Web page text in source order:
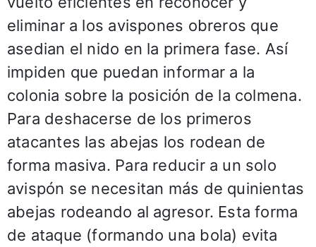
eliminar a los avispones obreros que
asedian el nido en la primera fase. Así
impiden que puedan informar a la
colonia sobre la posición de la colmena.
Para deshacerse de los primeros
atacantes las abejas los rodean de
forma masiva. Para reducir a un solo
avispón se necesitan más de quinientas
abejas rodeando al agresor. Esta forma
de ataque (formando una bola) evita